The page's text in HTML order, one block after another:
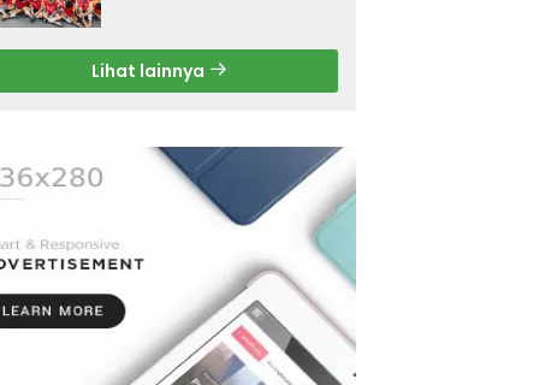
Gratis
Lihat lainnya